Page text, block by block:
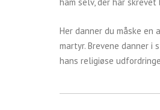
Her danner du måske
martyr. Brevene danner
hans religiøse